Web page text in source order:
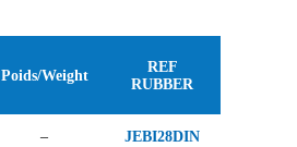
Poids/Weight
REF
RUBBER
– JEBI28DIN